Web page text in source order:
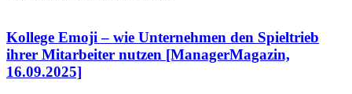
Kollege Emoji – wie Unternehmen den Spieltrieb
ihrer Mitarbeiter nutzen [ManagerMagazin,
16.09.2025]